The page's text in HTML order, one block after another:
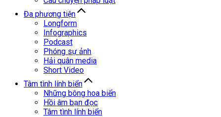
Đa phương tiện
Longform
Infographics
Podcast
Phóng sự ảnh
Hải quân media
Short Video
Tâm tình lính biển
Những bông hoa biển
Hồi âm bạn đọc
Tâm tình lính biển